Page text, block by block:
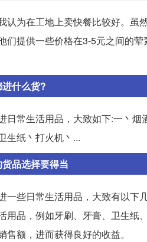
认为在工地上卖快餐比较好。虽
们提供一些价格在3-5元之间的
什么货?
日常生活用品，大致如下:一丶
生纸丶打火机丶...
品选择要得当
一些日常生活用品，大致有以下
用品，例如牙刷、牙膏、卫生纸
售额，进而获得良好的收益。